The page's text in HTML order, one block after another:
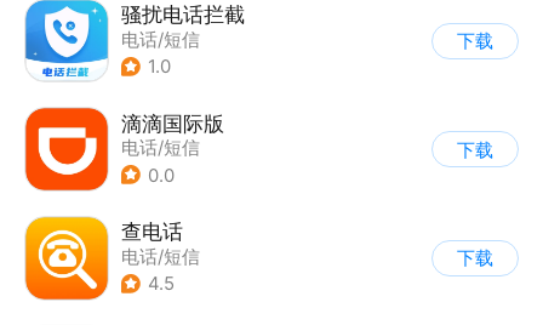
骚扰电话拦截
电话/短信
1.0
下载
滴滴国际版
电话/短信
0.0
下载
查电话
电话/短信
4.5
下载